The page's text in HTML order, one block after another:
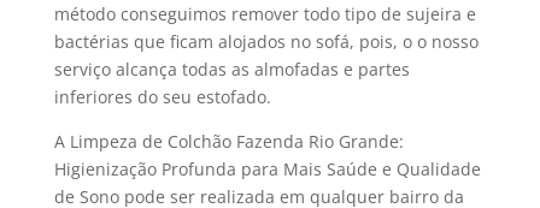
método conseguimos remover todo tipo de sujeira e
bactérias que ficam alojados no sofá, pois, o o nosso
serviço alcança todas as almofadas e partes
inferiores do seu estofado.
A Limpeza de Colchão Fazenda Rio Grande:
Higienização Profunda para Mais Saúde e Qualidade
de Sono pode ser realizada em qualquer bairro da